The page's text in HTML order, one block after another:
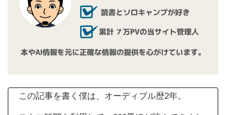
この記事を書く僕は、オーディブル歴2年。